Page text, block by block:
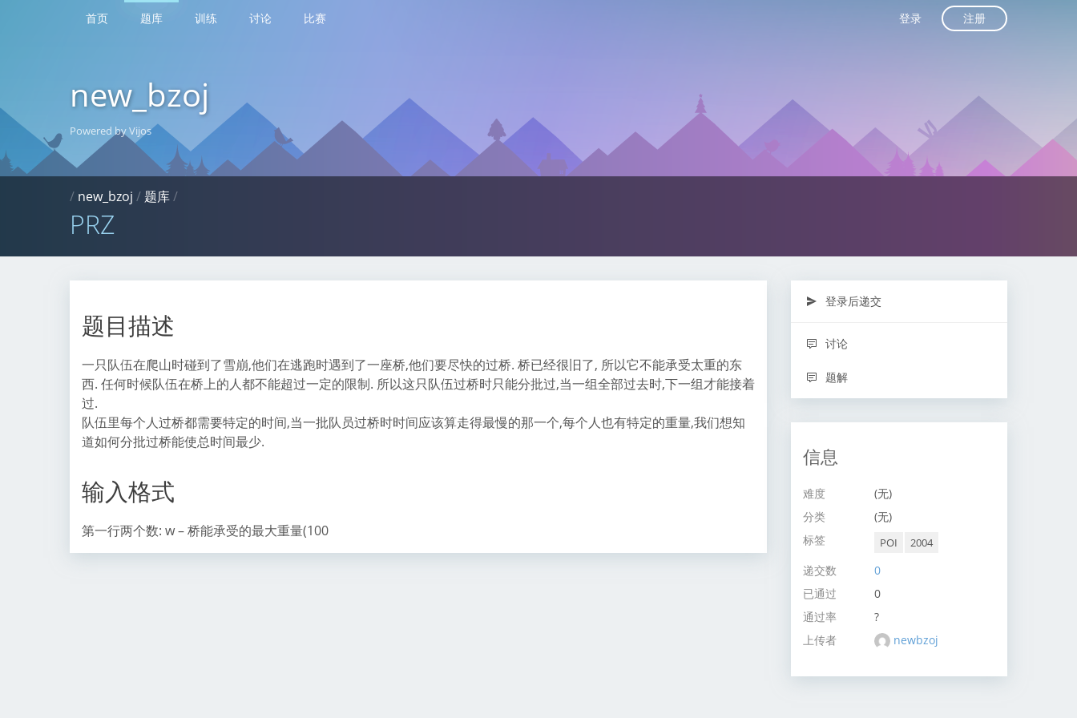
首页 题库 训练 讨论 比赛 登录 注册
new_bzoj
Powered by Vijos
/ new_bzoj /题库/
PRZ
题目描述
一只队伍在爬山时碰到了雪崩,他们在逃跑时遇到了一座桥,他们要尽快的过桥. 桥已经很旧了, 所以它不能承受太重的东
西. 任何时候队伍在桥上的人都不能超过一定的限制. 所以这只队伍过桥时只能分批过,当一组全部过去时,下一组才能接着
过.
队伍里每个人过桥都需要特定的时间,当一批队员过桥时时间应该算走得最慢的那一个,每个人也有特定的重量,我们想知
道如何分批过桥能使总时间最少.
输入格式
第一行两个数: w – 桥能承受的最大重量(100
登录后递交
讨论
题解
信息
难度
(无)
分类
(无)
标签
POI 2004
递交数
0
已通过
0
通过率
?
上传者
newbzoj